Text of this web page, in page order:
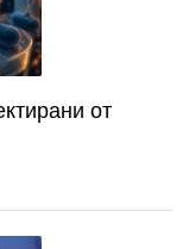
от